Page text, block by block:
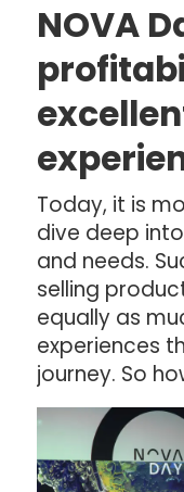
NOVA
Today, it is
dive deep
and needs.
selling
equally as
experiences
journey. So